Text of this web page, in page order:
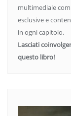
multimediale
esclusive e
in ogni capitolo.
Lasciati
questo libro!